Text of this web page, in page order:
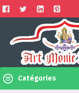
Catégories